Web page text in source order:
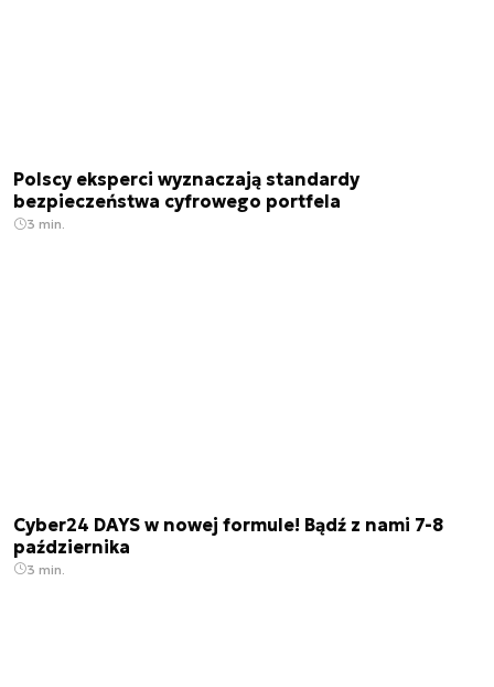
Polscy eksperci wyznaczają standardy
bezpieczeństwa cyfrowego portfela
3 min.
Cyber24 DAYS w nowej formule! Bądź z nami 7-8
października
3 min.